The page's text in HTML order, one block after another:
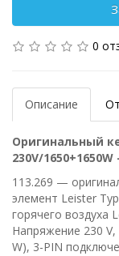
0
Описание
Оригинальный
230V/
113.269 —
элемент Leister
горячего воздуха
Напряжение 230
W), 3-PIN